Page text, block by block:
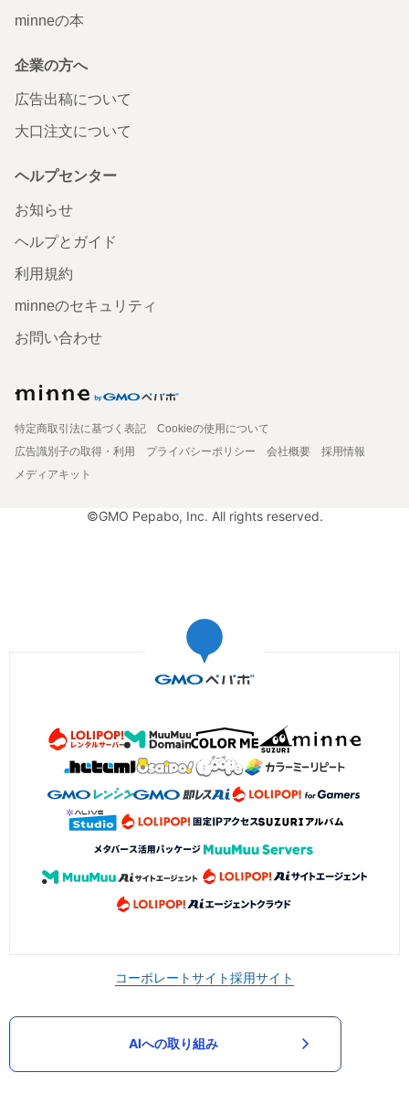
minneの本
企業の方へ
広告出稿について
大口注文について
ヘルプセンター
お知らせ
ヘルプとガイド
利用規約
minneのセキュリティ
お問い合わせ
特定商取引法に基づく表記
Cookieの使用について
広告識別子の取得・利用
プライバシーポリシー 会社概要
採用情報
メディアキット
©GMO Pepabo, Inc. All rights reserved.
コーポレートサイト採用サイト
AIへの取り組み